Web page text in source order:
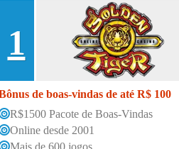
1
de boas-vindas de até R$ 100
R$1500 Pacote de Boas-Vindas
Online desde 2001
Mais de 600 jogos